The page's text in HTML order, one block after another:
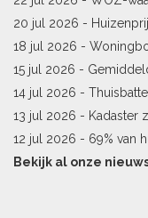
Limburg en Pekela
20 jul 2026 -
woningverkopen
18 jul 2026 -
vergunningen
15 jul 2026 -
14 jul 2026 -
energielabel
13 jul 2026 - Kadaster
kopers
12 jul 2026 - 69% van
hypotheekaflossing
Bekijk al onze